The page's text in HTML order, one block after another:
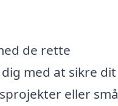
de rette
med at sikre dit
eller små